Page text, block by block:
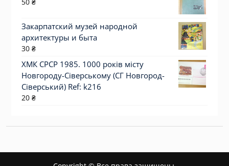
Закарпатский музей народной
архитектуры и быта
30 ₴
ХМК СРСР 1985. 1000 років місту
Новгороду-Сіверському (СГ Новгород-
Сіверський) Ref: k216
20 ₴